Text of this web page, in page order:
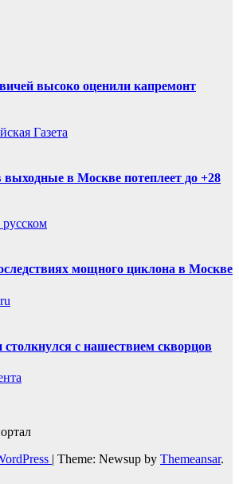
высоко оценили капремонт
Газета
в Москве потеплеет до +28
мощного циклона в Москве
с нашествием скворцов
| Theme: Newsup by Themeansar.